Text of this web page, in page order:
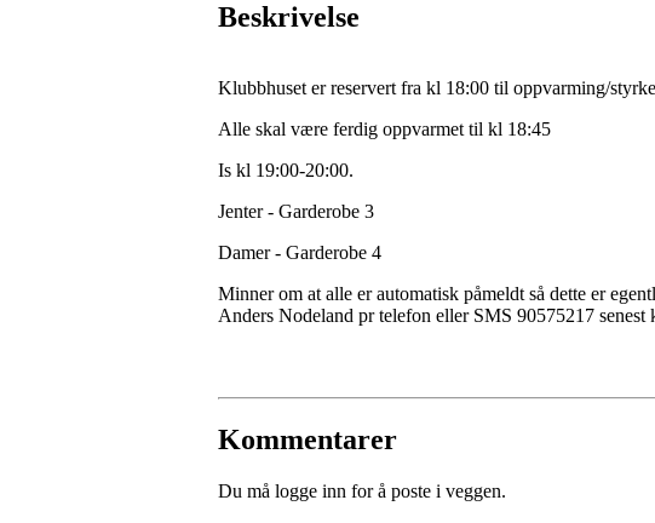
Beskrivelse
Klubbhuset er reservert fra kl 18:00 til oppvarming/styrke
Alle skal være ferdig oppvarmet til kl 18:45
Is kl 19:00-20:00.
Jenter - Garderobe 3
Damer - Garderobe 4
Minner om at alle er automatisk påmeldt så dette er
Anders Nodeland pr telefon eller SMS 90575217 senest
Kommentarer
Du må logge inn for å poste i veggen.